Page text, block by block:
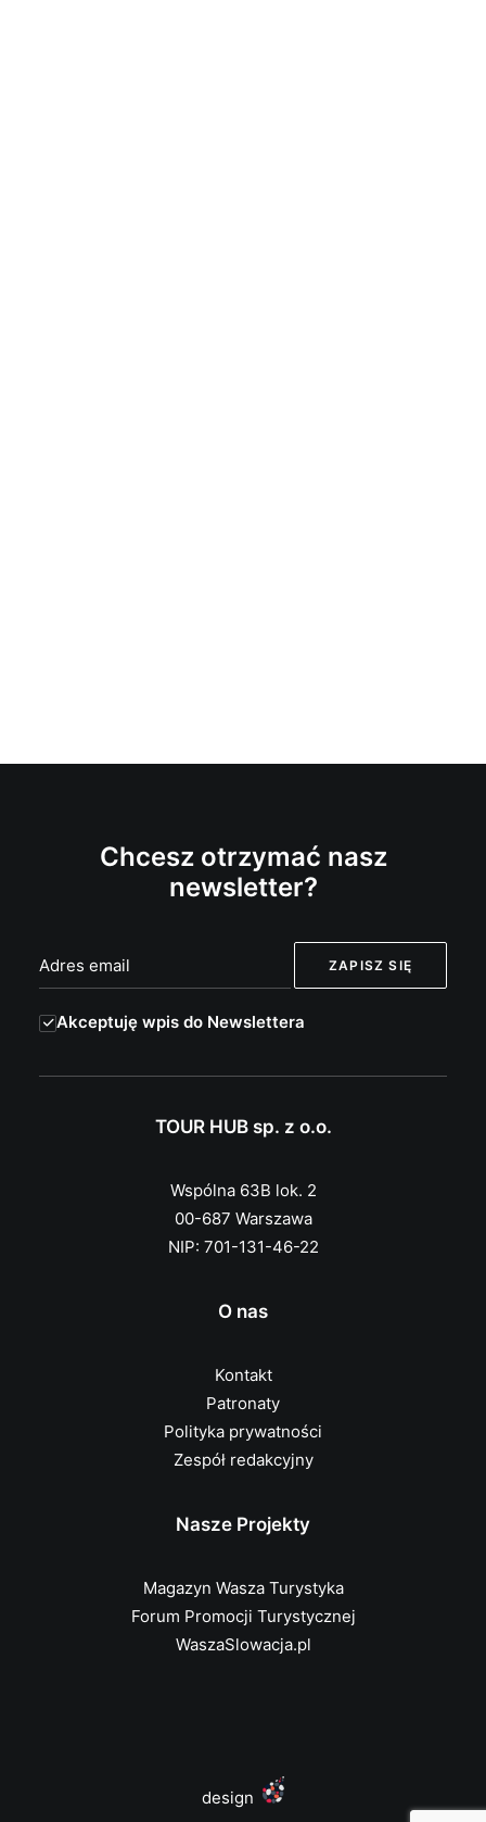
Chcesz otrzymać nasz
newsletter?
Akceptuję wpis do Newslettera
TOUR HUB sp. z o.o.
Wspólna 63B lok. 2
00-687 Warszawa
NIP: 701-131-46-22
O nas
Kontakt
Patronaty
Polityka prywatności
Zespół redakcyjny
Nasze Projekty
Magazyn Wasza Turystyka
Forum Promocji Turystycznej
WaszaSlowacja.pl
design